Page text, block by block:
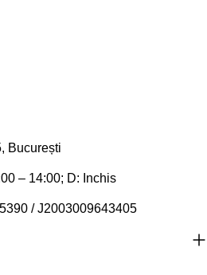
București
– 14:00; D: Inchis
/ J2003009643405